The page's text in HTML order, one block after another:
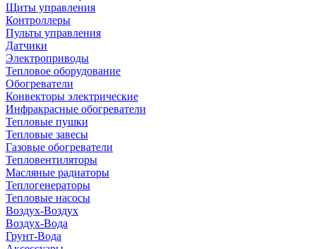
Щиты управления
Контроллеры
Пульты управления
Датчики
Электроприводы
Тепловое оборудование
Обогреватели
Конвекторы электрические
Инфракрасные обогреватели
Тепловые пушки
Тепловые завесы
Газовые обогреватели
Тепловентиляторы
Масляные радиаторы
Теплогенераторы
Тепловые насосы
Воздух-Воздух
Воздух-Вода
Грунт-Вода